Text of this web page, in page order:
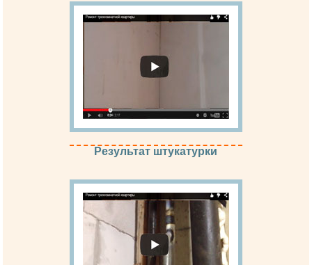
Результат штукатурки